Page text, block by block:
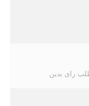
رای بدین